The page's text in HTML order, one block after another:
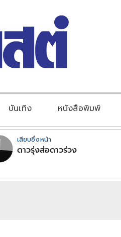
บันเทิง หนังสือพิมพ์
เสียบซึ่งหน้า
ดาวรุ่งส่อดาวร่วง